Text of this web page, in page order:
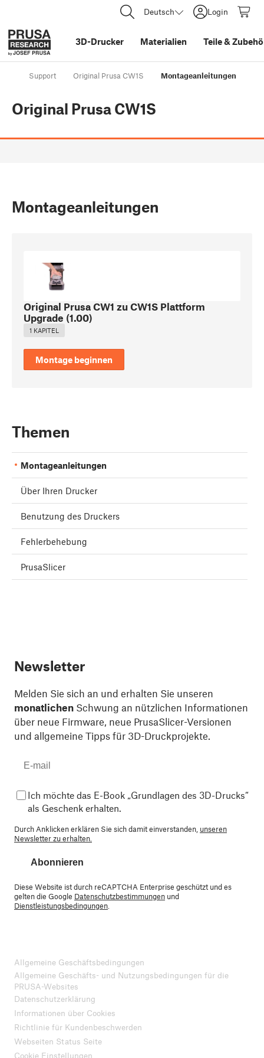
Deutsch Login
3D-Drucker Materialien Teile&
Support Original Prusa CW1S Montageanleitungen
Original Prusa CW1S
Montageanleitungen
Original Prusa CW1 zu CW1S Plattform
Upgrade (1.00)
1 KAPITEL
Montage beginnen
Themen
Montageanleitungen
Über Ihren Drucker
Benutzung des Druckers
Fehlerbehebung
PrusaSlicer
Newsletter
Melden Sie sich an und erhalten Sie unseren
monatlichen Schwung an nützlichen Informationen
über neue Firmware, neue PrusaSlicer-Versionen
und allgemeine Tipps für 3D-Druckprojekte.
Ich möchte das E-Book „Grundlagen des 3D-Drucks“
als Geschenk erhalten.
Durch Anklicken erklären Sie sich damit einverstanden, unseren
Newsletter zu erhalten.
Abonnieren
Diese Website ist durch reCAPTCHA Enterprise geschützt und es
gelten die Google Datenschutzbestimmungen und
Dienstleistungsbedingungen
Allgemeine Geschäftsbedingungen
Allgemeine Geschäfts- und Nutzungsbedingungen für die
PRUSA-Websites
Datenschutzerklärung
Informationen über Cookies
Richtlinie für Kundenbeschwerden
Webseiten Status Seite
Cookie Einstellungen